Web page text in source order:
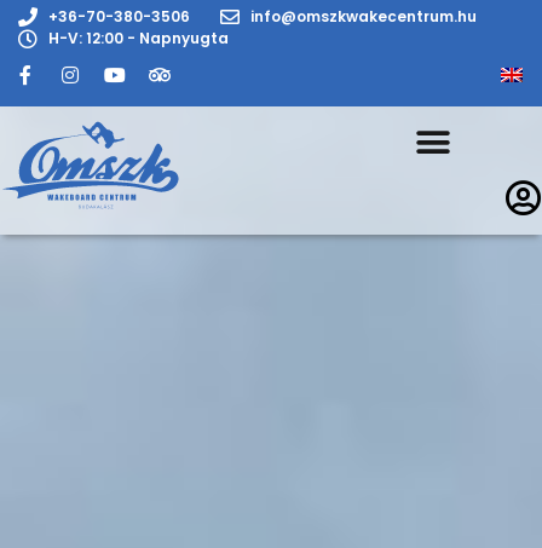
+36-70-380-3506
info@omszkwakecentrum.hu
H-V: 12:00 - Napnyugta